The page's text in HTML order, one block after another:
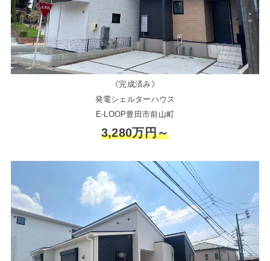
《完成済み》
発電シェルターハウス
E-LOOP豊田市前山町
3,280万円～